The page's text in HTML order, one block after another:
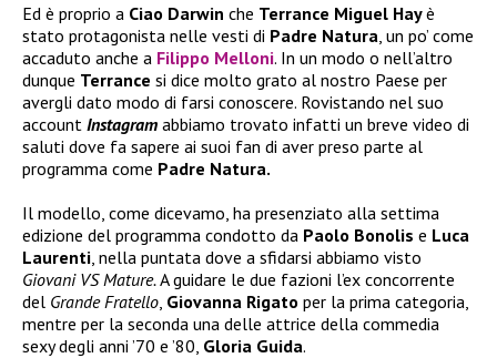
Ed è proprio a Ciao Darwin che Terrance Miguel Hayè
stato protagonista nelle vesti di Padre Natura , un po’ come
accaduto anche a Filippo Melloni. In un modo o nell’altro
dunque Terrance si dice molto grato al nostro Paese per
avergli dato modo di farsi conoscere. Rovistando nel suo
account Instagram abbiamo trovato infatti un breve video di
saluti dove fa sapere ai suoi fan di aver preso parte al
programma come Padre Natura.
Il modello, come dicevamo, ha presenziato alla settima
edizione del programma condotto da Paolo Bonolis e Luca
Laurenti , nella puntata dove a sfidarsi abbiamo visto
Giovani VS Mature.A guidare le due fazioni l’ex concorrente
del Grande Fratello Giovanna Rigato per la prima categoria,
mentre per la seconda una delle attrice della commedia
sexy degli anni ’70 e ’80, Gloria Guida.